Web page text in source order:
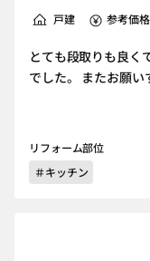
戸建 参考価
とても段取りも良く
でした。 またお願
リフォーム部位
＃キッチン